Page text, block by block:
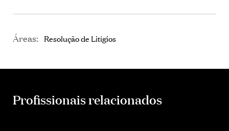
Áreas: Resolução de Litígios
Profissionais relacionados